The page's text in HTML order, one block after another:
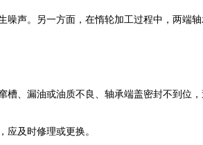
声。另一方面，在惰轮加工过程中，两端
槽、漏油或油质不良、轴承端盖密封不到位
及时修理或更换。